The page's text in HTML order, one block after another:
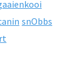
snObbs